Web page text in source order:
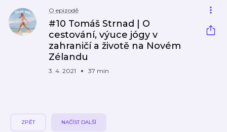
O epizodě
#10 Tomáš Strnad | O
cestování, výuce jógy v
zahraničí a životě na Novém
Zélandu
3. 4. 2021 37 min
ZPĚT NAČÍST DALŠÍ